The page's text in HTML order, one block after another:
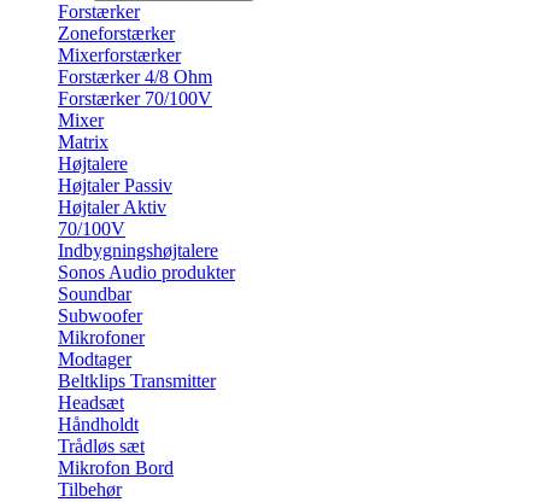
Forstærker
Zoneforstærker
Mixerforstærker
Forstærker 4/8 Ohm
Forstærker 70/100V
Mixer
Matrix
Højtalere
Højtaler Passiv
Højtaler Aktiv
70/100V
Indbygningshøjtalere
Sonos Audio produkter
Soundbar
Subwoofer
Mikrofoner
Modtager
Beltklips Transmitter
Headsæt
Håndholdt
Trådløs sæt
Mikrofon Bord
Tilbehør